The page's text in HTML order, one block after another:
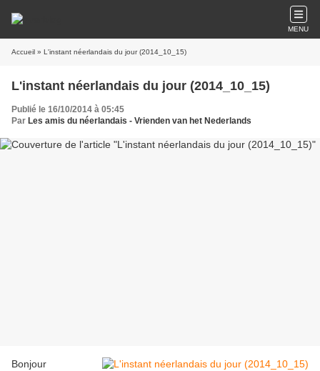
MENU
Accueil » L'instant néerlandais du jour (2014_10_15)
L'instant néerlandais du jour (2014_10_15)
Publié le 16/10/2014 à 05:45
Par Les amis du néerlandais - Vrienden van het Nederlands
Bonjour